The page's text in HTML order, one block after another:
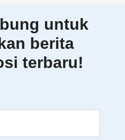
untuk
berita
terbaru!